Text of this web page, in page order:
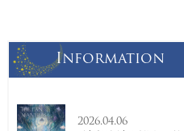
Information
2026.04.06